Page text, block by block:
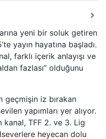
yeni bir soluk getiren
yayın hayatına başladı.
farklı içerik anlayışı ve
fazlası” olduğunu
geçmişin iz bırakan
yapımları yer alıyor.
kanal, TFF 2. ve 3. Lig
heyecan dolu